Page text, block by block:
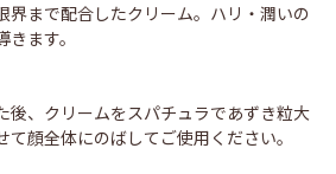
界まで配合したクリーム。ハリ・潤いの
ます。
後、クリームをスパチュラであずき粒大
て顔全体にのばしてご使用ください。